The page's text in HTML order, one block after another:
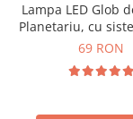
Lampa LED Glob
Planetariu, cu
cadou69 RON